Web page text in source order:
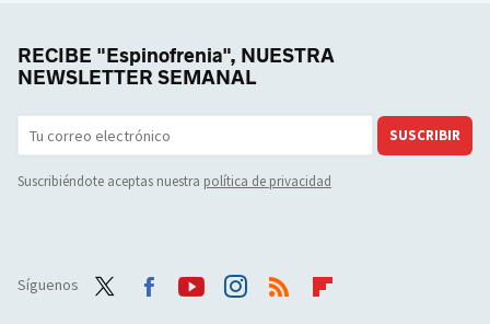
RECIBE "Espinofrenia", NUESTRA
NEWSLETTER SEMANAL
SUSCRIBIR
Suscribiéndote aceptas nuestra política de privacidad
Síguenos